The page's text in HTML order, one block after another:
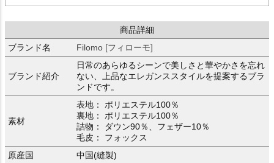
商品詳細
ブランド名
Filomo [フィローモ]
ブランド紹介
日常のあらゆるシーンで美しさと華やかさを忘れ
ない、上品なエレガンススタイルを提案するブラ
ンドです。
素材
表地： ポリエステル100％
裏地： ポリエステル100％
詰物： ダウン90％、フェザー10％
毛皮： フォックス
原産国
中国(縫製)